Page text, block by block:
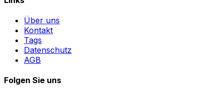
Über uns
Kontakt
Tags
Datenschutz
AGB
Folgen Sie uns